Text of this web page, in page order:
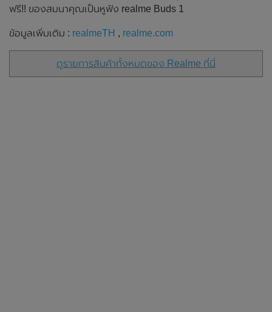
ฟรี!! ของสมนาคุณเป็นหูฟัง realme Buds 1
ข้อมูลเพิ่มเติม : realmeTH , realme.com
ดูรายการสินค้าทั้งหมดของ Realme ที่นี่